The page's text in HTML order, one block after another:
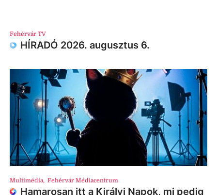
Fehérvár TV
HÍRADÓ 2026. augusztus 6.
Multimédia, Fehérvár Médiacentrum
Hamarosan itt a Királyi Napok, mi pedig